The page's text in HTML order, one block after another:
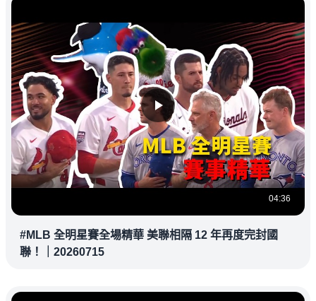
04:36
#MLB 全明星賽全場精華 美聯相隔 12 年再度完封國
聯！｜20260715